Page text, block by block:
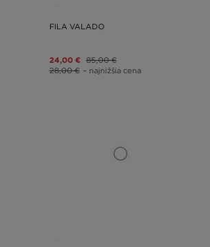
FILA VALADO
24,00 € 85,00 €
28,00 € – najnižšia cena